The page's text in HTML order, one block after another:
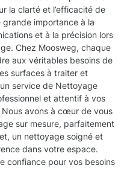
la clarté et l’efficacité de
importance à la
et à la précision lors
Chez Moosweg, chaque
aux véritables besoins de
surfaces à traiter et
service de Nettoyage
et attentif à vos
avons à cœur de vous
sur mesure, parfaitement
un nettoyage soigné et
dans votre espace.
confiance pour vos besoins